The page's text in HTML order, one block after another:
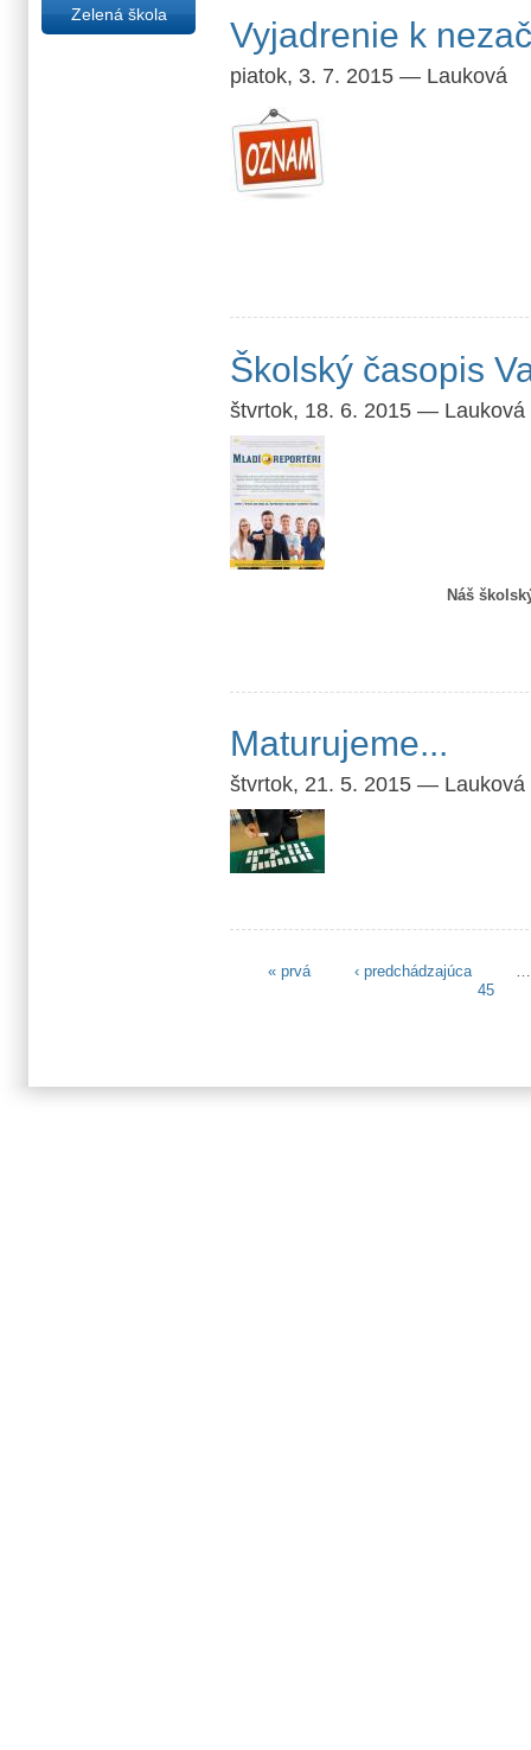
Vyjadrenie k
piatok, 3. 7. 2015 — Lauková
Školský časopis
štvrtok, 18. 6. 2015 — Lauková
Náš
Maturujeme...
štvrtok, 21. 5. 2015 — Lauková
Stránky
« prvá ‹ predchádzajúca
45
Zelená škola